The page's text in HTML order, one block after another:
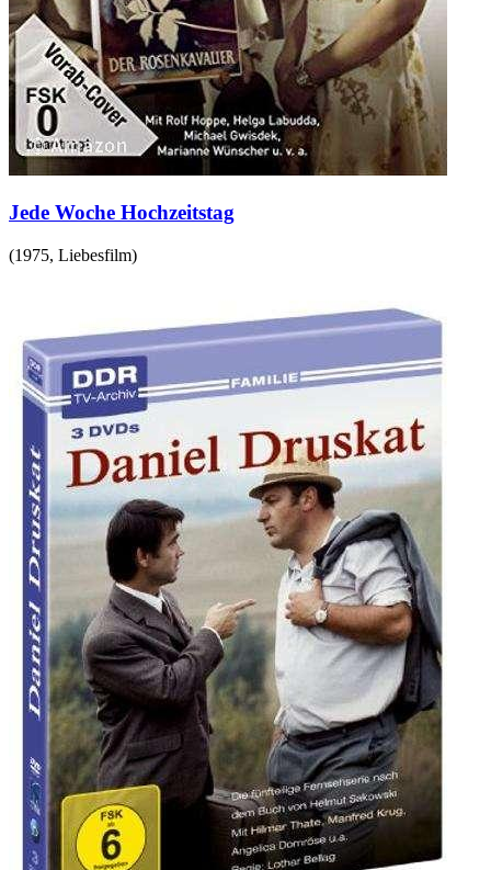
Jede Woche Hochzeitstag
(1975, Liebesfilm)